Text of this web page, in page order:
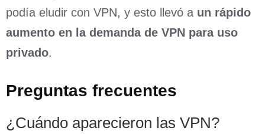
podía eludir con VPN, y esto llevó a un rápido
aumento en la demanda de VPN para uso
privado.
Preguntas frecuentes
¿Cuándo aparecieron las VPN?